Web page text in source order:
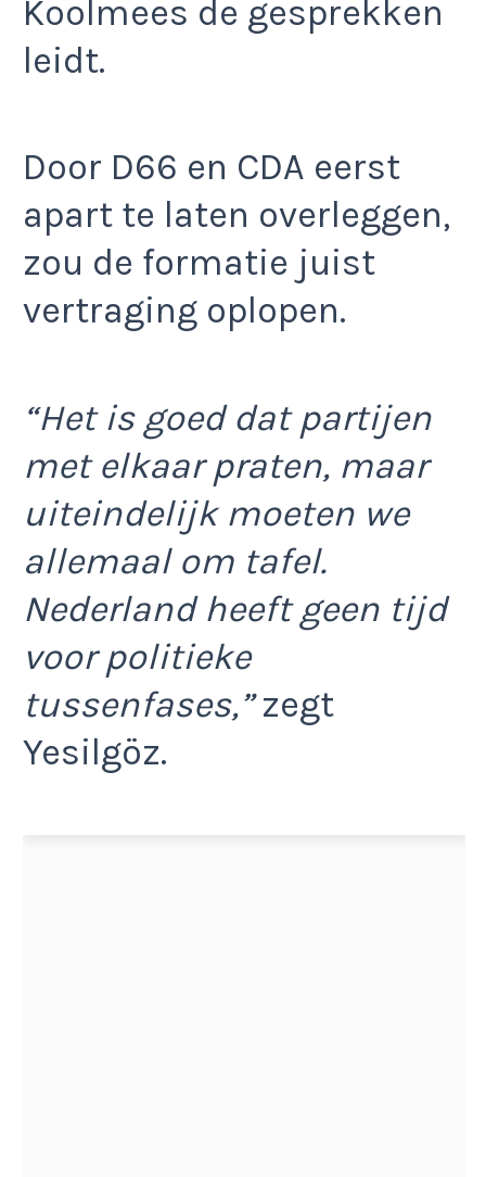
Koolmees de gesprekken
leidt.
Door D66 en CDA eerst
apart te laten overleggen,
zou de formatie juist
vertraging oplopen.
“Het is goed dat partijen
met elkaar praten, maar
uiteindelijk moeten we
allemaal om tafel.
Nederland heeft geen tijd
voor politieke
tussenfases,”zegt
Yesilgöz.